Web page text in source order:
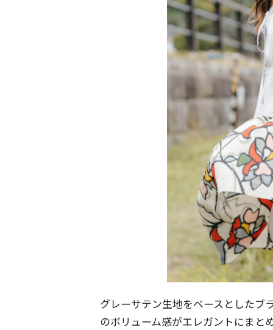
グレーサテン生地をベースとしたブ
のボリューム感がエレガントにまと